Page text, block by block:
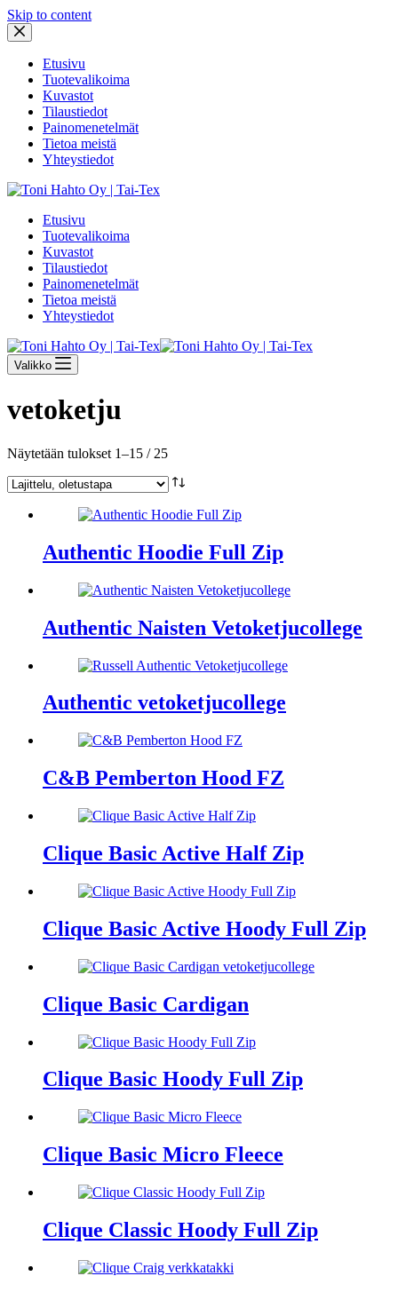
Skip to content
Etusivu
Tuotevalikoima
Kuvastot
Tilaustiedot
Painomenetelmät
Tietoa meistä
Yhteystiedot
Etusivu
Tuotevalikoima
Kuvastot
Tilaustiedot
Painomenetelmät
Tietoa meistä
Yhteystiedot
Valikko
vetoketju
Näytetään tulokset 1–15 / 25
Authentic Hoodie Full Zip
Authentic Naisten Vetoketjucollege
Authentic vetoketjucollege
C&B Pemberton Hood FZ
Clique Basic Active Half Zip
Clique Basic Active Hoody Full Zip
Clique Basic Cardigan
Clique Basic Hoody Full Zip
Clique Basic Micro Fleece
Clique Classic Hoody Full Zip